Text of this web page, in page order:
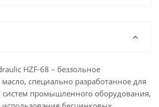
HZF-68 – беззольное
специально разработанное для
систем промышленного оборудования,